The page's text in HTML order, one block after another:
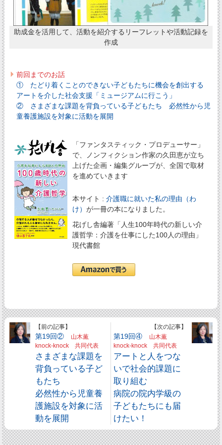
助成金を活用して、活動を紹介するリーフレットや活動記録を
作成
前回までのお話
① たどり着くことのできない子どもたちに機会を創出する
アートを介した社会支援「ミュージアムに行こう」
② さまざまな課題を背負っている子どもたち 必然性から児
童養護施設を対象に活動を展開
「ファンタスティック・プロデューサー」
で、ノンフィクション作家の久田恵が立ち
上げた企画・編集グループが、全国で取材
を進めていきます
本サイト : 介護職に就いた私の理由（わ
け） が一冊の本になりました。
花げし舎編著「人生100年時代の新しい介
護哲学：介護を仕事にした100人の理由」
現代書館
【前の記事】
第19回②
山木薫
knock-knock 共同代表
さまざまな課題を
背負っている子ど
もたち
必然性から児童養
護施設を対象に活
動を展開
【次の記事】
第19回④
山木薫
knock-knock 共同代表
アートと人をつな
いで社会的課題に
取り組む
病院の院内学級の
子どもたちにも届
けたい！